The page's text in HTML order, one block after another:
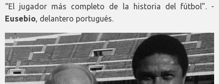
“El jugador más completo de la historia del fútbol”. -
Eusebio, delantero portugués.